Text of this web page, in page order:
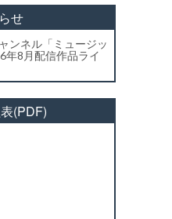
せ
ンネル「ミュージッ
年8月配信作品ライ
(PDF)